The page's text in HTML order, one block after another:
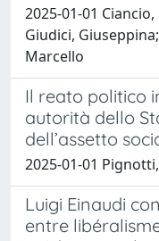
2025-01-01
Giudici,
Marcello
Il reato politico
autorità dello
dell’assetto
2025-01-01
Luigi Einaudi
entre